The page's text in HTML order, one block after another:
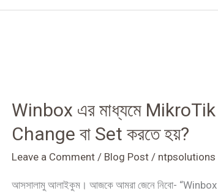
Winbox এর মাধ্যমে
Change বা Set করতে হয়?
Leave a Comment / Blog Post / ntpsolutions
আসসালামু আলাইকুম। আজকে আমরা জেনে নিবো-
মাধ্যমে
Router
এর
এবং